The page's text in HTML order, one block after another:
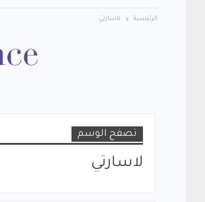
الرئيسية لاسارتي
تصفح الوسم
لاسارتي